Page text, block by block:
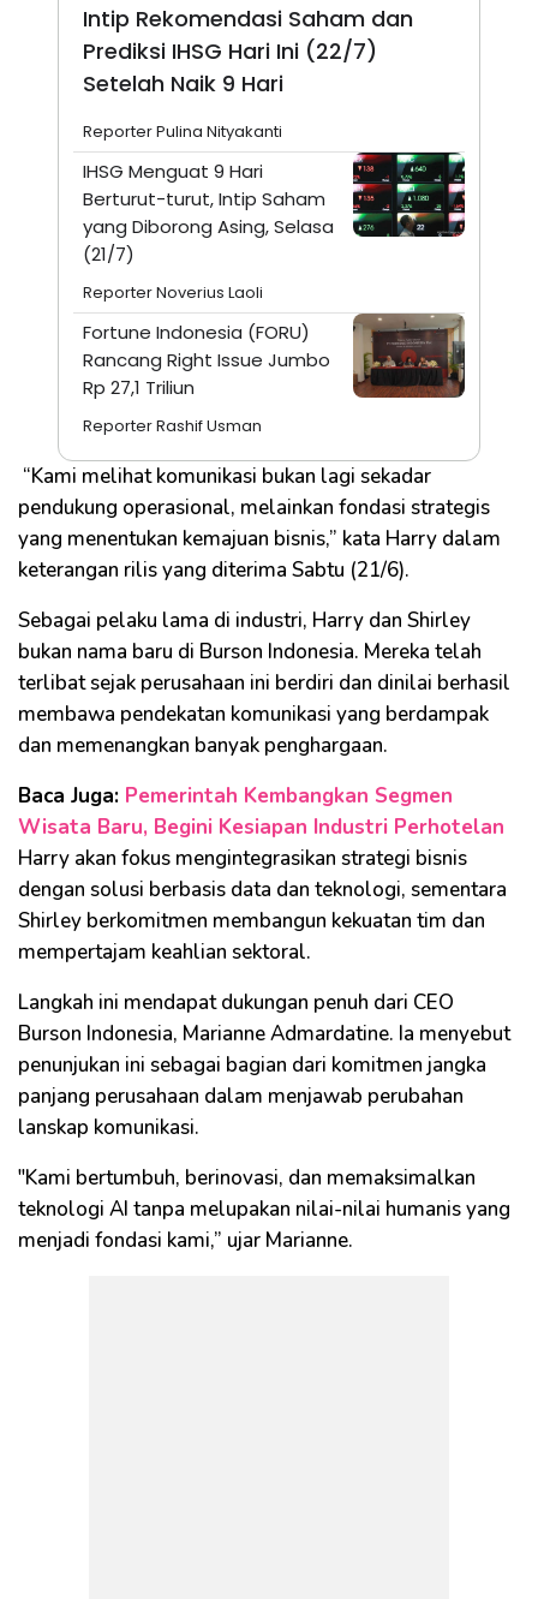
Intip Rekomendasi Saham dan
Prediksi IHSG Hari Ini (22/7)
Setelah Naik 9 Hari
Reporter Pulina Nityakanti
IHSG Menguat 9 Hari
Berturut-turut, Intip Saham
yang Diborong Asing, Selasa
(21/7)
Reporter Noverius Laoli
Fortune Indonesia (FORU)
Rancang Right Issue Jumbo
Rp 27,1 Triliun
Reporter Rashif Usman
“Kami melihat komunikasi bukan lagi sekadar
pendukung operasional, melainkan fondasi strategis
yang menentukan kemajuan bisnis,” kata Harry dalam
keterangan rilis yang diterima Sabtu (21/6).
Sebagai pelaku lama di industri, Harry dan Shirley
bukan nama baru di Burson Indonesia. Mereka telah
terlibat sejak perusahaan ini berdiri dan dinilai berhasil
membawa pendekatan komunikasi yang berdampak
dan memenangkan banyak penghargaan.
Baca Juga: Pemerintah Kembangkan Segmen
Wisata Baru, Begini Kesiapan Industri Perhotelan
Harry akan fokus mengintegrasikan strategi bisnis
dengan solusi berbasis data dan teknologi, sementara
Shirley berkomitmen membangun kekuatan tim dan
mempertajam keahlian sektoral.
Langkah ini mendapat dukungan penuh dari CEO
Burson Indonesia, Marianne Admardatine. Ia menyebut
penunjukan ini sebagai bagian dari komitmen jangka
panjang perusahaan dalam menjawab perubahan
lanskap komunikasi.
"Kami bertumbuh, berinovasi, dan memaksimalkan
teknologi AI tanpa melupakan nilai-nilai humanis yang
menjadi fondasi kami,” ujar Marianne.